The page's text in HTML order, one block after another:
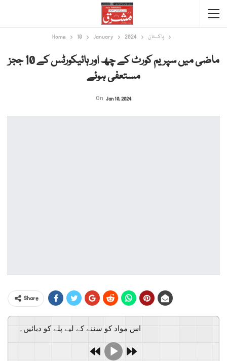
Home 10 January 2024 پاکستان
ماضی میں سپریم کورٹ کے چھ اور ہائیکورٹس کے 10 ججز
مستعفی ہوئے
On Jan 10, 2024
Share
اس مواد کو سننے کے لیے پلے کو دبائیں۔